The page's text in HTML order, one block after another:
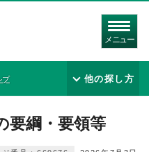
メニュー
プ 他の探し方
要綱・要領等